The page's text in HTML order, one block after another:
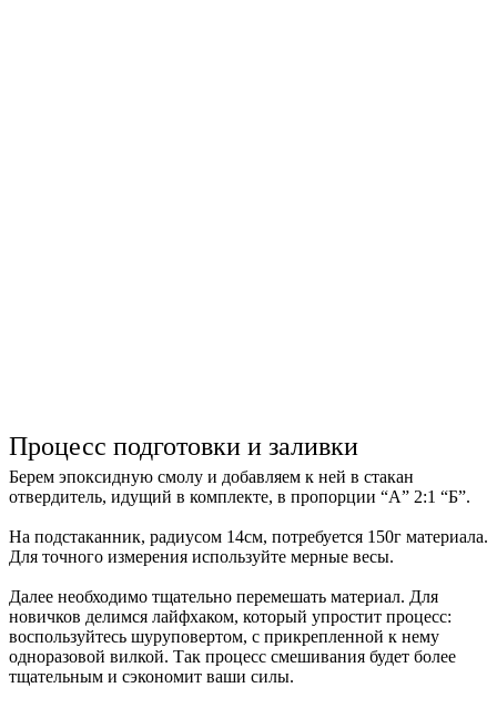
Процесс подготовки и заливки
Берем эпоксидную смолу и добавляем к ней в стакан
отвердитель, идущий в комплекте, в пропорции “А” 2:1 “Б”.
На подстаканник, радиусом 14см, потребуется 150г материала.
Для точного измерения используйте мерные весы.
Далее необходимо тщательно перемешать материал. Для
новичков делимся лайфхаком, который упростит процесс:
воспользуйтесь шуруповертом, с прикрепленной к нему
одноразовой вилкой. Так процесс смешивания будет более
тщательным и сэкономит ваши силы.